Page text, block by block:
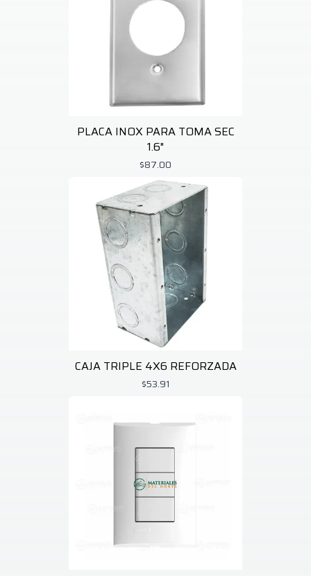
PLACA INOX PARA TOMA SEC
1.6"
$87.00
CAJA TRIPLE 4X6 REFORZADA
$53.91